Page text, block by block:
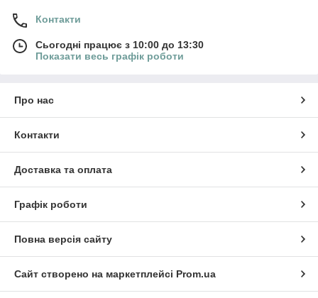
Контакти
Сьогодні працює з 10:00 до 13:30
Показати весь графік роботи
Про нас
Контакти
Доставка та оплата
Графік роботи
Повна версія сайту
Сайт створено на маркетплейсі Prom.ua